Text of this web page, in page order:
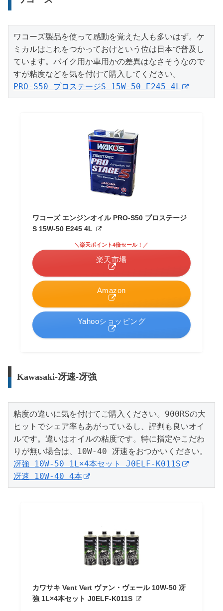
ワコーズ製品を使って感動を覚えた人も多いはず。ケ
ミカルはこれをつかっておけという位は日本で普及し
ています。バイク用か車用かの差異はなさそうなので
PRO-S50 プロステージS 15W-50 E245 4L
ワコーズ エンジンオイル PRO-S50 プロステージ
S 15W-50 E245 4L
Amazon
＼楽天ポイント4倍セール！／
楽天市場
Yahooショッピング
Kawasaki-冴速-冴強
粘度の違いに気を付けてご購入ください。900RSの大
ヒットでシェア率もあがっているし、評判も良いオイ
ルです。違いはオイルの粘度です。特に指定やこだわ
冴強 10W-50 1L×4本セット J0ELF-K011S
冴速 10W-40 4本
カワサキ Vent Vert ヴァン・ヴェール 10W-50 冴
強 1L×4本セット J0ELF-K011S